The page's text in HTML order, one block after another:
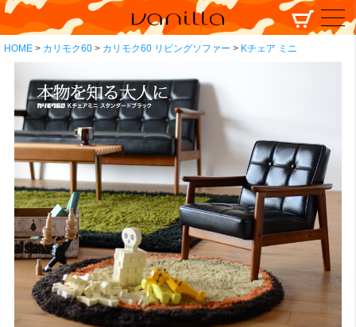
HOME カリモク60 カリモク60 リビングソファー Kチェア ミニ